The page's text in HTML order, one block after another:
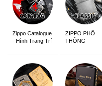
Zippo Catalogue
- Hình Trang Trí
ZIPPO PHỔ
THÔNG